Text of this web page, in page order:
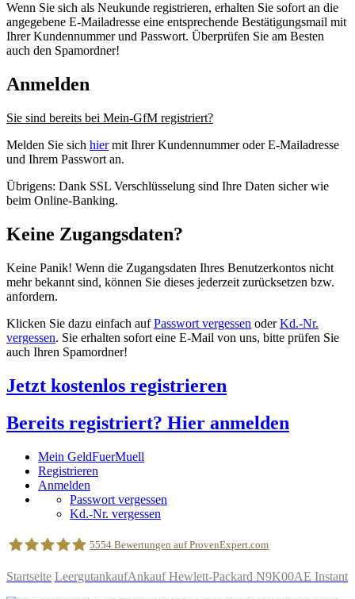
Wenn Sie sich als Neukunde registrieren, erhalten Sie sofort an die
angegebene E-Mailadresse eine entsprechende Bestätigungsmail mit
Ihrer Kundennummer und Passwort. Überprüfen Sie am Besten
auch den Spamordner!
Anmelden
Sie sind bereits bei Mein-GfM registriert?
Melden Sie sich hiermit Ihrer Kundennummer oder E-Mailadresse
und Ihrem Passwort an.
Übrigens: Dank SSL Verschlüsselung sind Ihre Daten sicher wie
beim Online-Banking.
Keine Zugangsdaten?
Keine Panik! Wenn die Zugangsdaten Ihres Benutzerkontos nicht
mehr bekannt sind, können Sie dieses jederzeit zurücksetzen bzw.
anfordern.
Klicken Sie dazu einfach aufPasswort vergessen oderKd.-Nr.
vergessen. Sie erhalten sofort eine E-Mail von uns, bitte prüfen Sie
auch Ihren Spamordner!
Jetzt kostenlos registrieren
Bereits registriert? Hier anmelden
Mein GeldFuerMuell
Registrieren
Anmelden
Passwort vergessen
Kd.-Nr. vergessen
5554 Bewertungen auf ProvenExpert.com
Startseite LeergutankaufAnkauf Hewlett-Packard N9K00AE Instant